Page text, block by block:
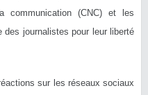
communication (CNC) et les
journalistes pour leur liberté
sur les réseaux sociaux